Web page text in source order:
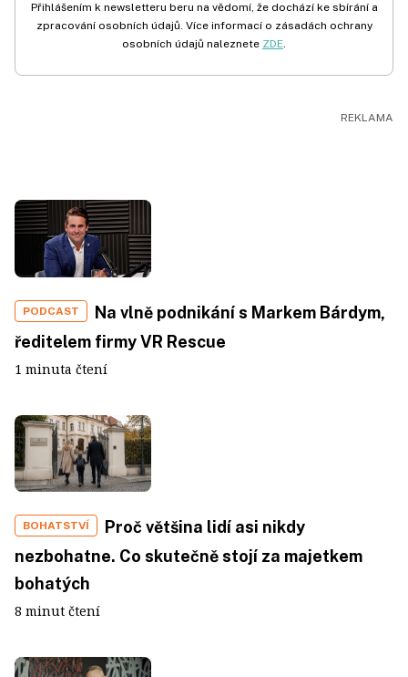
Přihlášením k newsletteru beru na vědomí, že dochází ke sbírání a
zpracování osobních údajů. Více informací o zásadách ochrany
osobních údajů naleznete ZDE.
PODCAST
Na vlně podnikání s Markem Bárdym,
ředitelem firmy VR Rescue
1 minuta čtení
BOHATSTVÍ
Proč většina lidí asi nikdy
nezbohatne. Co skutečně stojí za majetkem
bohatých
8 minut čtení